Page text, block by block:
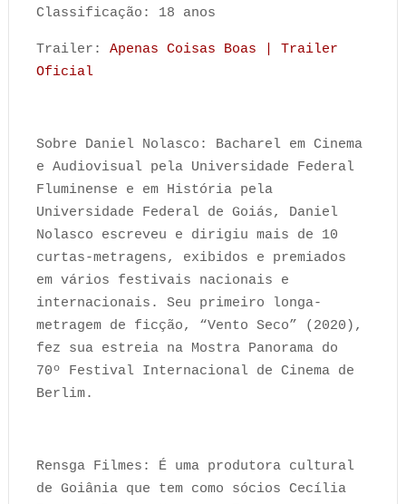
Classificação: 18 anos
Trailer: Apenas Coisas Boas | Trailer
Oficial
Sobre Daniel Nolasco: Bacharel em Cinema
e Audiovisual pela Universidade Federal
Fluminense e em História pela
Universidade Federal de Goiás, Daniel
Nolasco escreveu e dirigiu mais de 10
curtas-metragens, exibidos e premiados
em vários festivais nacionais e
internacionais. Seu primeiro longa-
metragem de ficção, “Vento Seco” (2020),
fez sua estreia na Mostra Panorama do
70º Festival Internacional de Cinema de
Berlim.
Rensga Filmes: É uma produtora cultural
de Goiânia que tem como sócios Cecília